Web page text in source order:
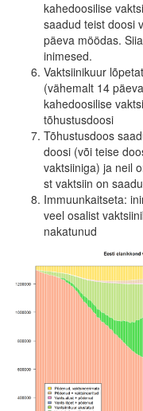
kahedoosilise
saadud teist doosi
päeva möödas.
inimesed.
Vaktsiinikuur
(vähemalt 14
kahedoosilise
tõhustusdoosi
Tõhustusdoos
doosi (või teise
vaktsiiniga) ja neil
st vaktsiin on
Immuunkaitseta:
veel osalist
nakatunud